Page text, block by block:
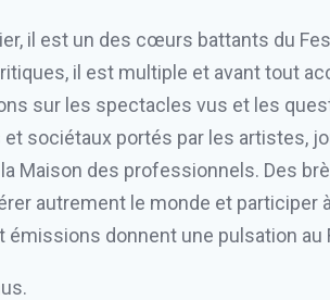
il est un des cœurs battants du
il est multiple et avant tout
sur les spectacles vus et les
sociétaux portés par les artistes,
Maison des professionnels. Des
autrement le monde et participer
donnent une pulsation au